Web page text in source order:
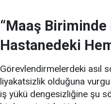
“Maaş Biriminde
Hastanedeki
Görevlendirmelerdeki asıl
liyakatsizlik olduğuna
iş yükü dengesizliğine şu